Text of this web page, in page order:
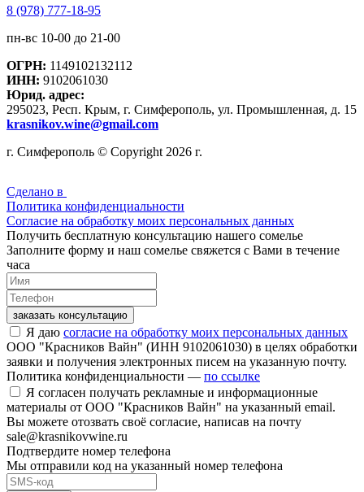
8 (978) 777-18-95
пн-вс 10-00 до 21-00
ОГРН: 1149102132112
ИНН: 9102061030
Юрид. адрес:
295023, Респ. Крым, г. Симферополь, ул. Промышленная, д. 15
krasnikov.wine@gmail.com
г. Симферополь © Copyright 2026 г.
Сделано в
Политика конфиденциальности
Согласие на обработку моих персональных данных
Получить бесплатную консультацию нашего сомелье
Заполните форму и наш сомелье свяжется с Вами в течение
часа
заказать консультацию
Я даю согласие на обработку моих персональных данных
ООО "Красников Вайн" (ИНН 9102061030) в целях обработки
заявки и получения электронных писем на указанную почту.
Политика конфиденциальности — по ссылке
Я согласен получать рекламные и информационные
материалы от ООО "Красников Вайн" на указанный email.
Вы можете отозвать своё согласие, написав на почту
sale@krasnikovwine.ru
Подтвердите номер телефона
Мы отправили код на указанный номер телефона